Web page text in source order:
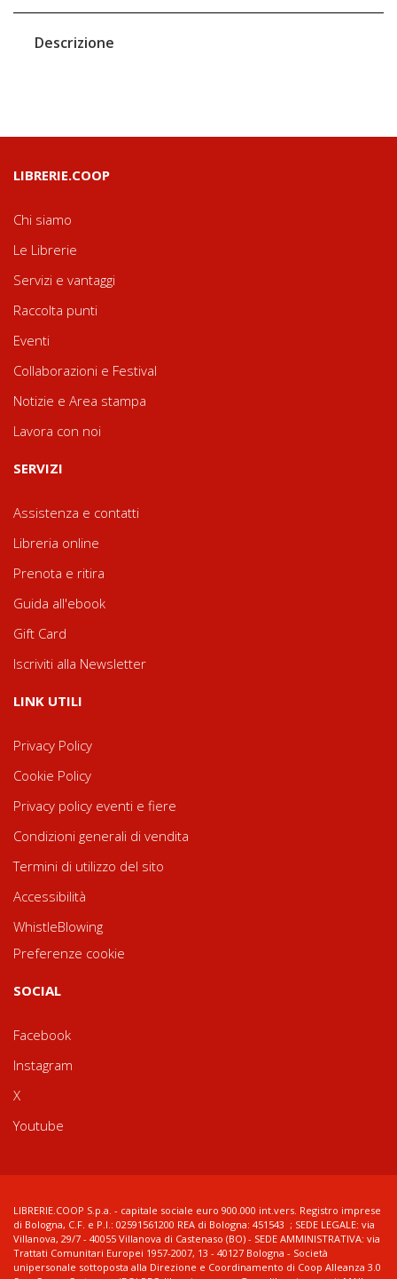
Descrizione
LIBRERIE.COOP
Chi siamo
Le Librerie
Servizi e vantaggi
Raccolta punti
Eventi
Collaborazioni e Festival
Notizie e Area stampa
Lavora con noi
SERVIZI
Assistenza e contatti
Libreria online
Prenota e ritira
Guida all'ebook
Gift Card
Iscriviti alla Newsletter
LINK UTILI
Privacy Policy
Cookie Policy
Privacy policy eventi e fiere
Condizioni generali di vendita
Termini di utilizzo del sito
Accessibilità
WhistleBlowing
Preferenze cookie
SOCIAL
Facebook
Instagram
X
Youtube
LIBRERIE.COOP S.p.a. - capitale sociale euro 900.000 int.vers. Registro imprese
di Bologna, C.F. e P.I.: 02591561200 REA di Bologna: 451543 ; SEDE LEGALE: via
Villanova, 29/7 - 40055 Villanova di Castenaso (BO) - SEDE AMMINISTRATIVA: via
Trattati Comunitari Europei 1957-2007, 13 - 40127 Bologna - Società
unipersonale sottoposta alla Direzione e Coordinamento di Coop Alleanza 3.0